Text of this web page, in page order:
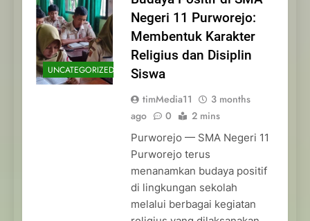
UNCATEGORIZED
Negeri 11 Purworejo:
Membentuk Karakter
Religius dan Disiplin
Siswa
timMedia11
3 months
ago
0 2 mins
Purworejo — SMA Negeri 11
Purworejo terus
menanamkan budaya positif
di lingkungan sekolah
melalui berbagai kegiatan